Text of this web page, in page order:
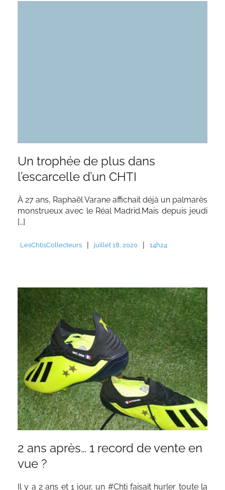
Un trophée de plus dans
l’escarcelle d’un CHTI
À 27 ans, Raphaël Varane affichait déjà un palmarès
monstrueux avec le Réal Madrid.Mais depuis jeudi
[…]
LesChtisCollecteurs | juillet 18, 2020 | 14h24
2 ans après… 1 record de vente en
vue ?
Il y a 2 ans et 1 jour, un #Chti faisait hurler toute la